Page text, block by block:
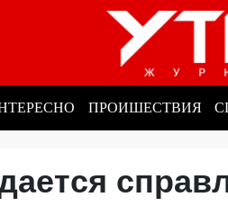
ПРОИШЕСТВИЯ